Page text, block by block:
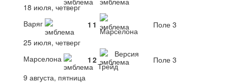
18 июля, четверг
Варяг
1 1
Марселона
Поле 3
25 июля, четверг
Марселона
1 2
Версия
Трейд
Поле 3
9 августа, пятница